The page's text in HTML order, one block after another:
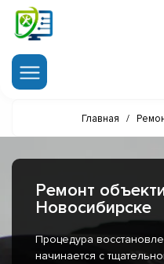
Главная /
Ремонт
Новосибирске
Процедура
начинается с